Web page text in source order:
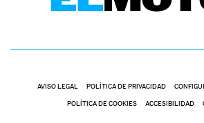
AVISO LEGAL POLÍTICA DE PRIVACIDAD
POLÍTICA DE COOKIES ACCESIBILIDAD